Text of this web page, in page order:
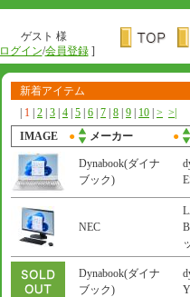
ゲスト 様
ログイン/会員登録]
新着アイテム
1 2 3 4 5 6 7 8 9 10 > >|
IMAGE
● メーカー ●
Dynabook(ダイナ
ブック)
NEC
Dynabook(ダイナ
ブック)